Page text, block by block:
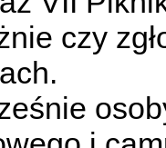
czy